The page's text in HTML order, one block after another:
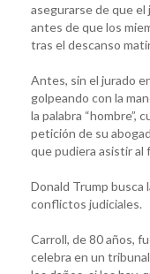
asegurarse de que el
antes de que los
tras el descanso
Antes, sin el jurado
golpeando con la
la palabra “hombre”,
petición de su
que pudiera asistir al
Donald Trump busca
conflictos judiciales.
Carroll, de 80 años,
celebra en un